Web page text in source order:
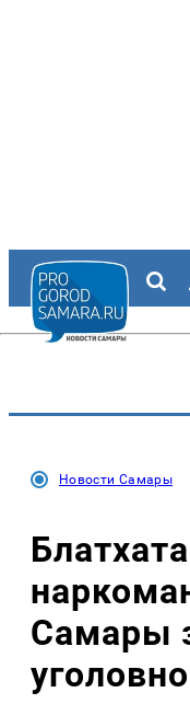
Новости Самары
Самары